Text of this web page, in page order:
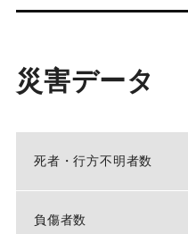
災害データ
死者・行方不明者数
負傷者数